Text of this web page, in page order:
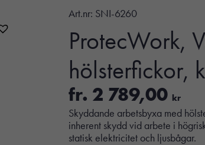
Art.nr: SNI-6260
ProtecWork,
hölsterfickor,
fr. 2 789,00 kr
Skyddande arbetsbyxa med
inherent skydd vid arbete i
statisk elektricitet och ljusbågar.